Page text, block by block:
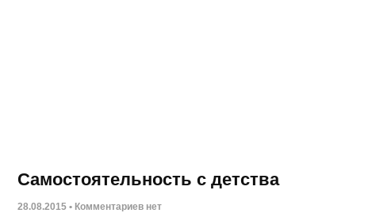
Самостоятельность с детства
28.08.2015 Комментариев нет